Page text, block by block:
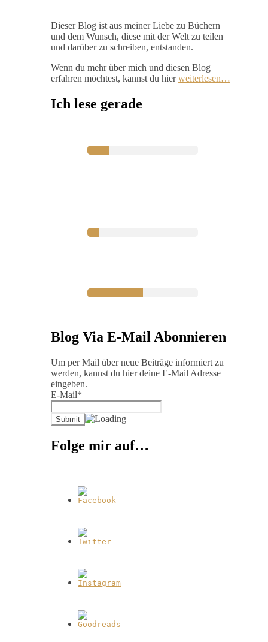
Dieser Blog ist aus meiner Liebe zu Büchern
und dem Wunsch, diese mit der Welt zu teilen
und darüber zu schreiben, entstanden.
Wenn du mehr über mich und diesen Blog
erfahren möchtest, kannst du hierweiterlesen…
Ich lese gerade
Blog Via E-Mail Abonnieren
Um per Mail über neue Beiträge informiert zu
werden, kannst du hier deine E-Mail Adresse
eingeben.
E-Mail*
Folge mir auf…